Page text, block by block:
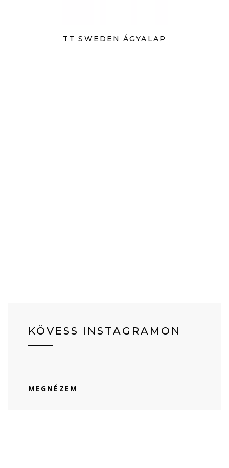
TT SWEDEN ÁGYALAP
KÖVESS INSTAGRAMON
MEGNÉZEM